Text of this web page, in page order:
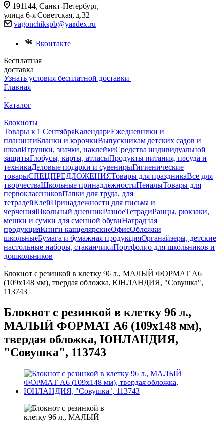
191144, Санкт-Петербург,
улица 6-я Советская, д.32
vagonchikspb@yandex.ru
Вконтакте
Бесплатная
доставка
Узнать условия бесплатной доставки
Главная
-
Каталог
-
Блокноты
Товары к 1 СентябряКалендариЕжедневники и
планингиБланки и корочкиВыпускникам детских садов и
школИгрушки, значки, наклейкиСредства индивидуальной
защитыГлобусы, карты, атласыПродукты питания, посуда и
техникаДеловые подарки и сувенирыГигиенические
товарыСПЕЦПРЕДЛОЖЕНИЯТовары для праздникаВсе для
творчестваШкольные принадлежностиПеналыТовары для
первоклассниковПапки для труда, для
тетрадейКлейПринадлежности для письма и
черченияШкольный дневникРазноеТетрадиРанцы, рюкзаки,
мешки и сумки для сменной обувиНаградная
продукцияКниги канцелярскиеОфисОбложки
школьныеБумага и бумажная продукцияОрганайзеры, детские
настольные наборы, стаканчикиПортфолио для школьников и
дошкольников
-
Блокнот с резинкой в клетку 96 л., МАЛЫЙ ФОРМАТ А6
(109х148 мм), твердая обложка, ЮНЛАНДИЯ, "Совушка",
113743
Блокнот с резинкой в клетку 96 л.,
МАЛЫЙ ФОРМАТ А6 (109х148 мм),
твердая обложка, ЮНЛАНДИЯ,
"Совушка", 113743